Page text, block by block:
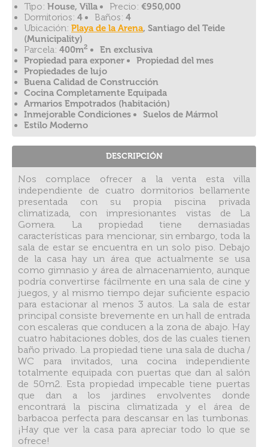
Tipo: House, Villa Precio: €950,000
Dormitorios: 4 Baños: 4
Ubicación: Playa de la Arena, Santiago del Teide
(Municipality)
Parcela: 400m2
En exclusiva
Propiedad para exponer
Propiedad del mes
Propiedades de lujo
Buena Calidad de Construcción
Cocina Completamente Equipada
Armarios Empotrados (habitación)
Inmejorable Condiciones
Suelos de Mármol
Estilo Moderno
DESCRIPCIÓN
Nos complace ofrecer a la venta esta villa
independiente de cuatro dormitorios bellamente
presentada con su propia piscina privada
climatizada, con impresionantes vistas de La
Gomera. La propiedad tiene demasiadas
características para mencionar, sin embargo, toda la
sala de estar se encuentra en un solo piso. Debajo
de la casa hay un área que actualmente se usa
como gimnasio y área de almacenamiento, aunque
podría convertirse fácilmente en una sala de cine y
juegos, y al mismo tiempo dejar suficiente espacio
para estacionar al menos 3 autos. La sala de estar
principal consiste brevemente en un hall de entrada
con escaleras que conducen a la zona de abajo. Hay
cuatro habitaciones dobles, dos de las cuales tienen
baño privado. La propiedad tiene una sala de ducha /
WC para invitados, una cocina independiente
totalmente equipada con puertas que dan al salón
de 50m2. Esta propiedad impecable tiene puertas
que dan a los jardines envolventes donde
encontrará la piscina climatizada y el área de
barbacoa perfecta para descansar en las tumbonas.
¡Hay que ver la casa para apreciar todo lo que se
ofrece!